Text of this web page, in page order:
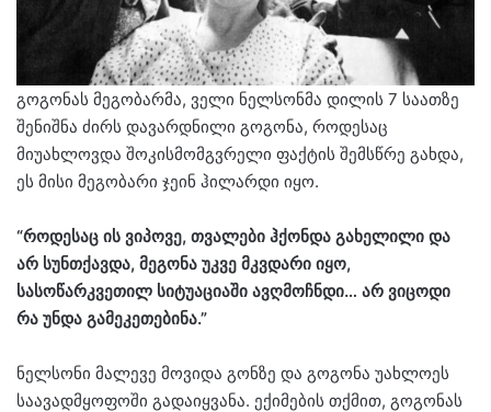
გოგონას მეგობარმა, ველი ნელსონმა დილის 7 საათზე
შენიშნა ძირს დავარდნილი გოგონა, როდესაც
მიუახლოვდა შოკისმომგვრელი ფაქტის შემსწრე გახდა,
ეს მისი მეგობარი ჯეინ ჰილარდი იყო.
“როდესაც ის ვიპოვე, თვალები ჰქონდა გახელილი და
არ სუნთქავდა, მეგონა უკვე მკვდარი იყო,
სასოწარკვეთილ სიტუაციაში ავღმოჩნდი… არ ვიცოდი
რა უნდა გამეკეთებინა.”
ნელსონი მალევე მოვიდა გონზე და გოგონა უახლოეს
საავადმყოფოში გადაიყვანა. ექიმების თქმით, გოგონას